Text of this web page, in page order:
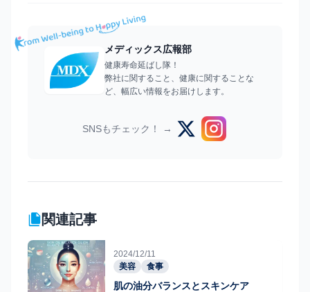
メディックス広報部
健康寿命延ばし隊！
弊社に関すること、健康に関することな
ど、幅広い情報をお届けします。
SNSもチェック！ →
関連記事
2024/12/11
美容
食事
肌の油分バランスとスキンケア